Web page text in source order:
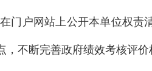
门户网站上公开本单位权责
不断完善政府绩效考核评价